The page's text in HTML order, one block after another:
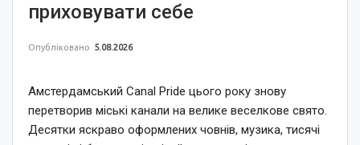
приховувати себе
Опубліковано 5.08.2026
Амстердамський Canal Pride цього року знову
перетворив міські канали на велике веселкове свято.
Десятки яскраво оформлених човнів, музика, тисячі